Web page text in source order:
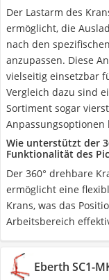
Der Lastarm des
ermöglicht, die
nach den
anzupassen. Diese
vielseitig einsetzbar
Vergleich dazu sind
Sortiment sogar
Anpassungsoptionen
Wie unterstützt der
Funktionalität des
Der 360° drehbare
ermöglicht eine
Krans, was das
Arbeitsbereich
Eberth SC1-